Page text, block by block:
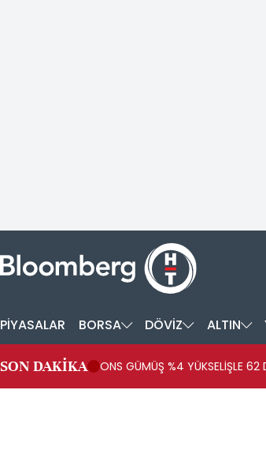
PİYASALAR BORSA DÖVİZ ALTIN
SON DAKİKA ONS GÜMÜŞ %4 YÜKSELİŞLE 62